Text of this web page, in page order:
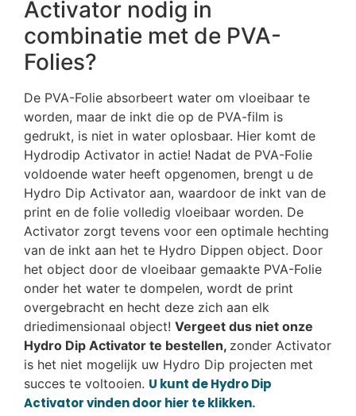
Activator nodig in
combinatie met de PVA-
Folies?
De PVA-Folie absorbeert water om vloeibaar te
worden, maar de inkt die op de PVA-film is
gedrukt, is niet in water oplosbaar. Hier komt de
Hydrodip Activator in actie! Nadat de PVA-Folie
voldoende water heeft opgenomen, brengt u de
Hydro Dip Activator aan, waardoor de inkt van de
print en de folie volledig vloeibaar worden. De
Activator zorgt tevens voor een optimale hechting
van de inkt aan het te Hydro Dippen object. Door
het object door de vloeibaar gemaakte PVA-Folie
onder het water te dompelen, wordt de print
overgebracht en hecht deze zich aan elk
driedimensionaal object! Vergeet dus niet onze
Hydro Dip Activator te bestellen, zonder Activator
is het niet mogelijk uw Hydro Dip projecten met
succes te voltooien. U kunt de Hydro Dip
Activator vinden door hier te klikken.